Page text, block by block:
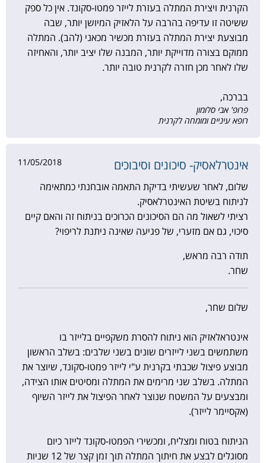
הקרנית ויצירת המתלה בעזרת לייזר פמטו-סקונד. אין כל ספק
ששיטה זו עדיפה בהרבה על הלאזיק המיושן יותר, שבה
מבוצעת יצירת המתלה בעזרת מכשיר מכאני (להב). המתלה
ממוקם בצורה מדוייקת יותר, המבנה שלו יציב יותר, והאחיזה
שלו לאחר מכן חזרה לקרנית טובה יותר.
בברכה,
פרופ' אבי סלומון
רופא עיניים ומומחה לקרנית
אינטרלאסיק- סיכונים וסיבוכים 11/05/2018
שלום, לאחר שעשיתי בדיקת התאמה אובחנתי כמתאימה
לניתוח בשיטת האינטרלאסיק.
רציתי לשאול מה הם הסיכונים הכרוכים בניתוח זה והאם קיים
סיכוי, גם אם מזערי, של פגיעה שאינה ניתנת לריפוי?
תודה רבה מראש,
שחר.
שלום שחר,
אינטראלאזיק הוא ניתוח להסרת משקפיים בלייזר בו
משתמשים בשני לייזרים שונים בשני שלבים: בשלב הראשון
מבוצע פיצול שכבתי בקרנית ע"י לייזר פמטו-סקונד, שיוצר את
המתלה. בשלב שני מרימים את המתלה ומסיטים אותו הצידה,
ומבצעים על המשטח שנוצר לאחר הפיצול את לייזר השיוף
(אקסיימר לייזר).
הניתוח בטוח ומצליח, ומכשירי הפמטו-סקונד לייזר כיום
מסוגלים לבצע את חיתוך המתלה תוך זמן קצר של 12 שניות